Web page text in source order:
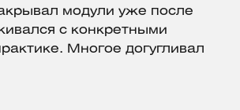
модули уже после
с конкретными
Многое догугливал